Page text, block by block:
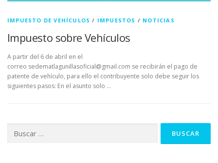
IMPUESTO DE VEHÍCULOS / IMPUESTOS / NOTICIAS
Impuesto sobre Vehículos
A partir del 6 de abril en el
correo sedematlagunillasoficial@gmail.com se recibirán el pago de
patente de vehículo, para ello el contribuyente solo debe seguir los
siguientes pasos: En el asunto solo …